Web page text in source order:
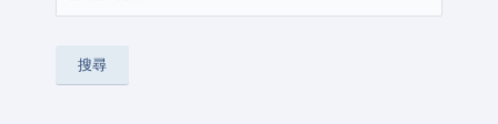
搜尋表單